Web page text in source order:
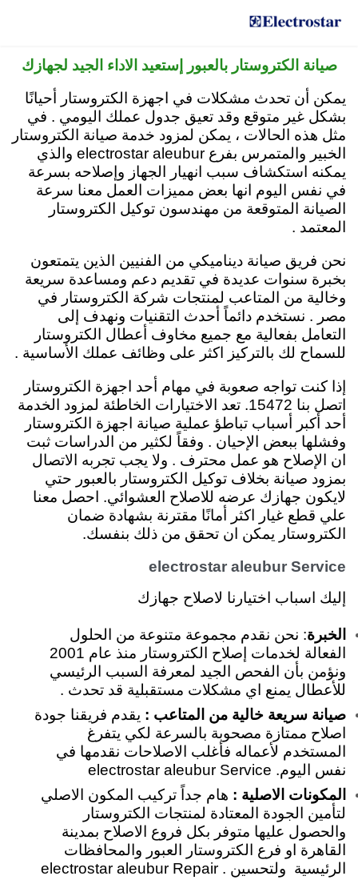
صيانة الكتروستار بالعبور إستعيد الاداء الجيد لجهازك
يمكن أن تحدث مشكلات في اجهزة الكتروستار أحيانًا
بشكل غير متوقع وقد تعيق جدول عملك اليومي . في
مثل هذه الحالات ، يمكن لمزود خدمة صيانة الكتروستار
الخبير والمتمرس بفرع electrostar aleubur والذي
يمكنه استكشاف سبب انهيار الجهاز وإصلاحه بسرعة
في نفس اليوم انها بعض مميزات العمل معنا سرعة
الصيانة المتوقعة من مهندسون توكيل الكتروستار
المعتمد .
نحن فريق صيانة ديناميكي من الفنيين الذين يتمتعون
بخبرة سنوات عديدة في تقديم دعم ومساعدة سريعة
وخالية من المتاعب لمنتجات شركة الكتروستار في
مصر . نستخدم دائماً أحدث التقنيات ونهدف إلى
التعامل بفعالية مع جميع مخاوف أعطال الكتروستار
للسماح لك بالتركيز اكثر على وظائف عملك الأساسية .
إذا كنت تواجه صعوبة في مهام أحد اجهزة الكتروستار
اتصل بنا 15472. تعد الاختيارات الخاطئة لمزود الخدمة
أحد أكبر أسباب تباطؤ عملية صيانة اجهزة الكتروستار
وفشلها ببعض الإحيان . وفقاً لكثير من الدراسات ثبت
ان الإصلاح هو عمل محترف . ولا يجب تجربه الاتصال
بمزود صيانة بخلاف توكيل الكتروستار بالعبور حتي
لايكون جهازك عرضه للاصلاح العشوائي. احصل معنا
علي قطع غيار اكثر أمانًا مقترنة بشهادة ضمان
الكتروستار يمكن ان تحقق من ذلك بنفسك.
electrostar aleubur Service
إليك اسباب اختيارنا لاصلاح جهازك
الخبرة: نحن نقدم مجموعة متنوعة من الحلول
الفعالة لخدمات إصلاح الكتروستار منذ عام 2001
ونؤمن بأن الفحص الجيد لمعرفة السبب الرئيسي
للأعطال يمنع اي مشكلات مستقبلية قد تحدث .
صيانة سريعة خالية من المتاعب : يقدم فريقنا جودة
اصلاح ممتازة مصحوبة بالسرعة لكي يتفرغ
المستخدم لأعماله فأغلب الاصلاحات نقدمها في
نفس اليوم. electrostar aleubur Service
المكونات الاصلية : هام جداً تركيب المكون الاصلي
لتأمين الجودة المعتادة لمنتجات الكتروستار
والحصول عليها متوفر بكل فروع الاصلاح بمدينة
القاهرة او فرع الكتروستار العبور والمحافظات
الرئيسية ولتحسين . electrostar aleubur Repair
15472